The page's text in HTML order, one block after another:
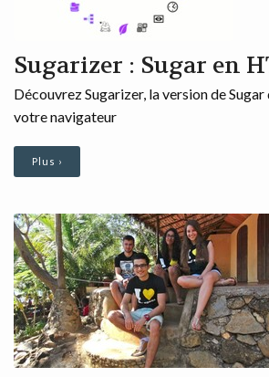
Sugarizer : Sugar en
Découvrez Sugarizer, la version de
votre navigateur
Plus ›